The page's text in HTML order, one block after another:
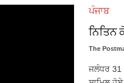
ਪੰਜਾਬ
The
ਜਲੰਧਰ 31